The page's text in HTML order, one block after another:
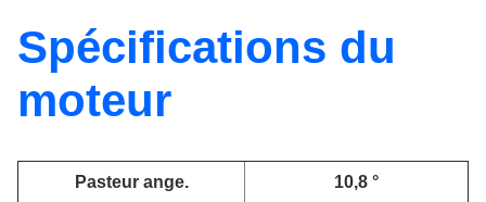
Spécifications du
moteur
Pasteur ange. 10,8 °